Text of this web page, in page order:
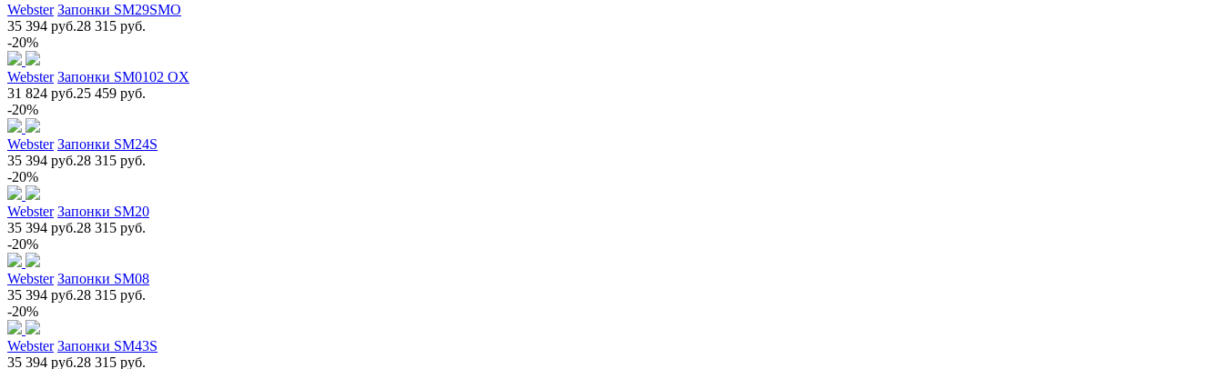
Webster Запонки SM29SMO
35 394 руб.28 315 руб.
-20%
Webster Запонки SM0102 OX
31 824 руб.25 459 руб.
-20%
Webster Запонки SM24S
35 394 руб.28 315 руб.
-20%
Webster Запонки SM20
35 394 руб.28 315 руб.
-20%
Webster Запонки SM08
35 394 руб.28 315 руб.
-20%
Webster Запонки SM43S
35 394 руб.28 315 руб.